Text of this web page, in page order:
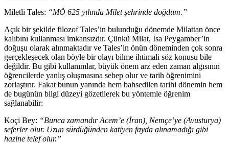
Miletli Tales: “MÖ 625 yılında Milet şehrinde doğdum.”
Açık bir şekilde filozof Tales’in bulunduğu dönemde Milattan önce
kalıbını kullanması imkansızdır. Çünkü Milat, İsa Peygamber’in
doğuşu olarak alınmaktadır ve Tales’in önün döneminden çok sonra
gerçekleşecek olan böyle bir olayı bilme ihtimali söz konusu bile
değildir. Bu gibi kullanımlar, büyük önem arz eden zaman algısının
öğrencilerde yanlış oluşmasına sebep olur ve tarih öğrenimini
zorlaştırır. Fakat bunun yanında hem bahsedilen tarihi dönemin hem
de bugünün bilgi düzeyi gözetilerek bu yöntemle öğrenim
sağlanabilir:
Koçi Bey: “Bunca zamandır Acem’e (İran), Nemçe’ye (Avusturya)
seferler olur. Uzun sürdüğünden katiyen fayda alınamadığı gibi
hazine telef olur.”